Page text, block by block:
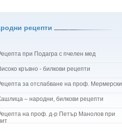
рецепти
при Подагра с пчелен мед
кръвно - билкови рецепти
за отслабване на проф. Мермерски
– народни, билкови рецепти
на проф. д-р Петър Манолов при